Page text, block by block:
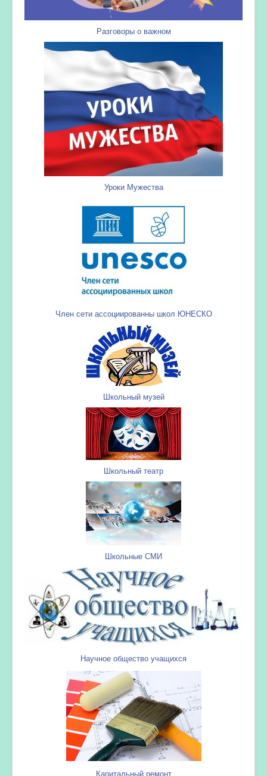
Разговоры о важном
Уроки Мужества
Член сети ассоциированны школ ЮНЕСКО
Школьный музей
Школьный театр
Школьные СМИ
Научное общество учащихся
Капитальный ремонт